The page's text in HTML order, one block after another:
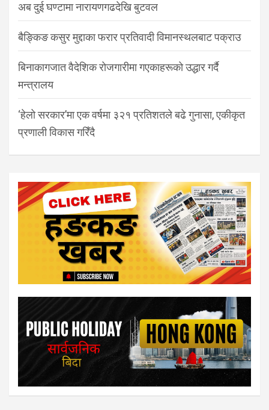
अब दुई घण्टामा नारायणगढदेखि बुटवल
बैङ्किङ कसुर मुद्दाका फरार प्रतिवादी विमानस्थलबाट पक्राउ
बिनाकागजात वैदेशिक रोजगारीमा गएकाहरूको उद्धार गर्दै
मन्त्रालय
‘हेलो सरकार’मा एक वर्षमा ३२१ प्रतिशतले बढे गुनासा, एकीकृत
प्रणाली विकास गरिँदै